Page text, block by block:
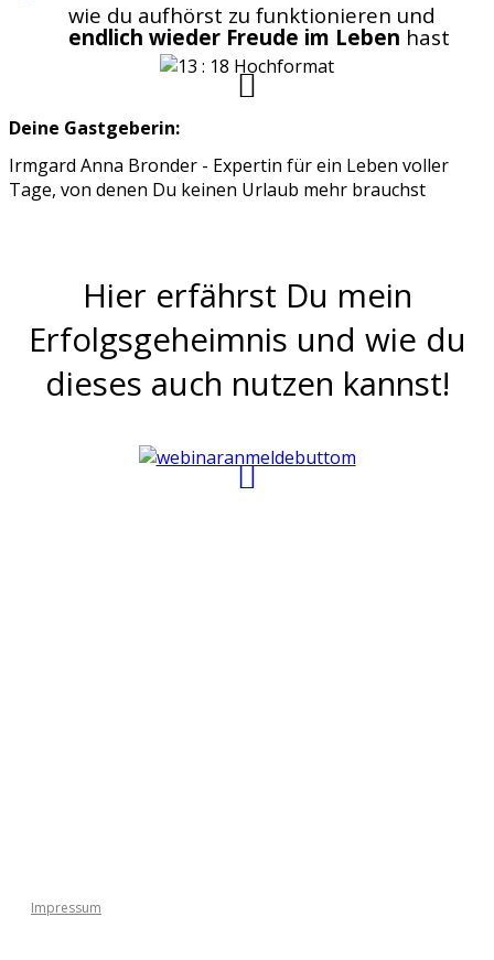
wie du aufhörst zu funktionieren und
endlich wieder Freude im Leben hast
Deine Gastgeberin:
Irmgard Anna Bronder - Expertin für ein Leben voller
Tage, von denen Du keinen Urlaub mehr brauchst
Hier erfährst Du mein
Erfolgsgeheimnis und wie du
dieses auch nutzen kannst!
Impressum